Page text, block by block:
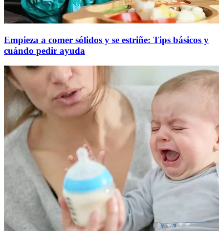
Empieza a comer sólidos y se estriñe: Tips básicos y
cuándo pedir ayuda